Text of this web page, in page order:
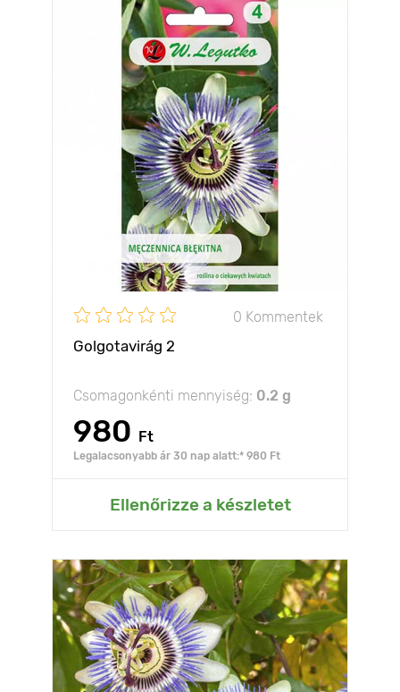
0 Kommentek
Golgotavirág 2
Csomagonkénti mennyiség: 0.2 g
980 Ft
Legalacsonyabb ár 30 nap alatt:* 980 Ft
Ellenőrizze a készletet